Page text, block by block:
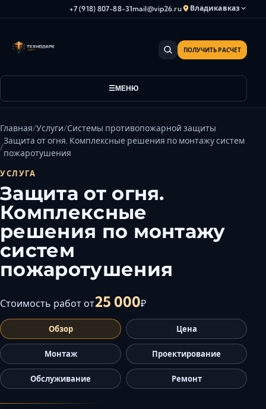
+7 (918) 807-88-31mail@vip26.ru Владикавказ
Анапа
Владикавказ
Волгодонск
Камышин
Магас
Майкоп
Махачкала
Минеральные Воды
МЕНЮ
ПОЛУЧИТЬ РАСЧЕТ
Главная Услуги Системы противопожарной защиты
Защита от огня. Комплексные решения по монтажу систем
пожаротушения
УСЛУГА
Защита от огня.
Комплексные
решения по монтажу
систем
пожаротушения
Стоимость работ от25 000₽
Обзор Цена
Монтаж Проектирование
Обслуживание Ремонт